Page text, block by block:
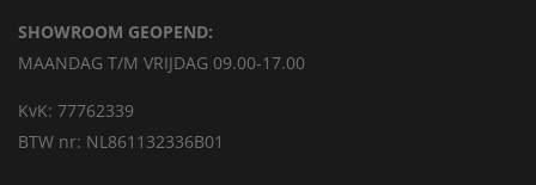
SHOWROOM GEOPEND:
MAANDAG T/M VRIJDAG 09.00-17.00
KvK: 77762339
BTW nr: NL861132336B01